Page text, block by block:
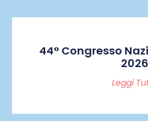
44° Congresso
2026
Leggi